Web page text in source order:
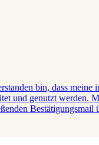
bin, dass
und genutzt werden.